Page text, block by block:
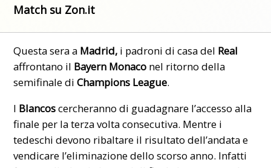
Match su Zon.it
Questa sera a Madrid, i padroni di casa del Real
affrontano il Bayern Monaco nel ritorno della
semifinale diChampions League.
I Blancoscercheranno di guadagnare l’accesso alla
finale per la terza volta consecutiva. Mentre i
tedeschi devono ribaltare il risultato dell’andatae
vendicare l’eliminazione dello scorso anno. Infatti